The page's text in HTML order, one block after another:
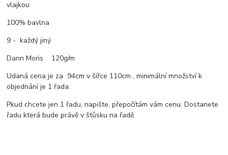
vlajkou
100% bavlna
9 - každý jiný
Dann Moris 120g/m
Udaná cena je za 94cm v šířce 110cm , minimální množství k
objednání je 1 řada.
Pkud chcete jen 1 řadu, napište, přepočítám vám cenu. Dostanete
řadu která bude právě v štůsku na řadě.